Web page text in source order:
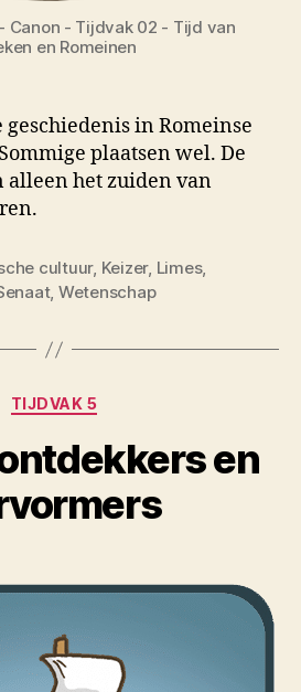
Canon - Tijdvak 02 - Tijd van
en Romeinen
in Romeinse
plaatsen wel. De
alleen het zuiden van
cultuur, Keizer, Limes,
, Wetenschap
Categorieën
TIJDVAK 5
en